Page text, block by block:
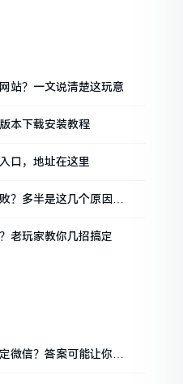
站？一文说清楚这玩意
本下载安装教程
口，地址在这里
？多半是这几个原因闹
老玩家教你几招搞定
微信？答案可能让你失